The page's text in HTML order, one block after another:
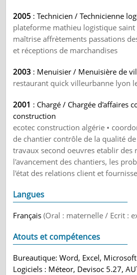
2005 : Technicien / Technicienne
plateforme mathieu logistique saint
maîtrise affrètements passations
et réceptions de marchandises
2003 : Menuisier / Menuisière de
restaurant quick villeurbanne lyon
2001 : Chargé / Chargée d'affaires
construction
ecotec construction algérie •
de chantier contrôle de la qualité
travaux second oeuvres etablir des
l'avancement des chantiers, les
l'état des relations client et
Langues
Français(Oral : maternelle / Ecrit :
Atouts et compétences
Bureautique: Word, Excel,
Logiciels : Méteor, Devisoc 5.27,